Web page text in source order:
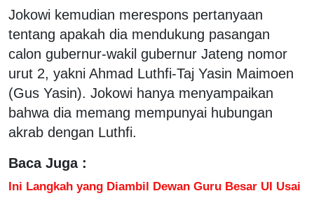
Jokowi kemudian merespons pertanyaan
tentang apakah dia mendukung pasangan
calon gubernur-wakil gubernur Jateng nomor
urut 2, yakni Ahmad Luthfi-Taj Yasin Maimoen
(Gus Yasin). Jokowi hanya menyampaikan
bahwa dia memang mempunyai hubungan
akrab dengan Luthfi.
Baca Juga :
Ini Langkah yang Diambil Dewan Guru Besar UI Usai